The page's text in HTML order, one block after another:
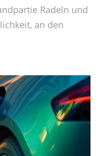
Radeln und
an den